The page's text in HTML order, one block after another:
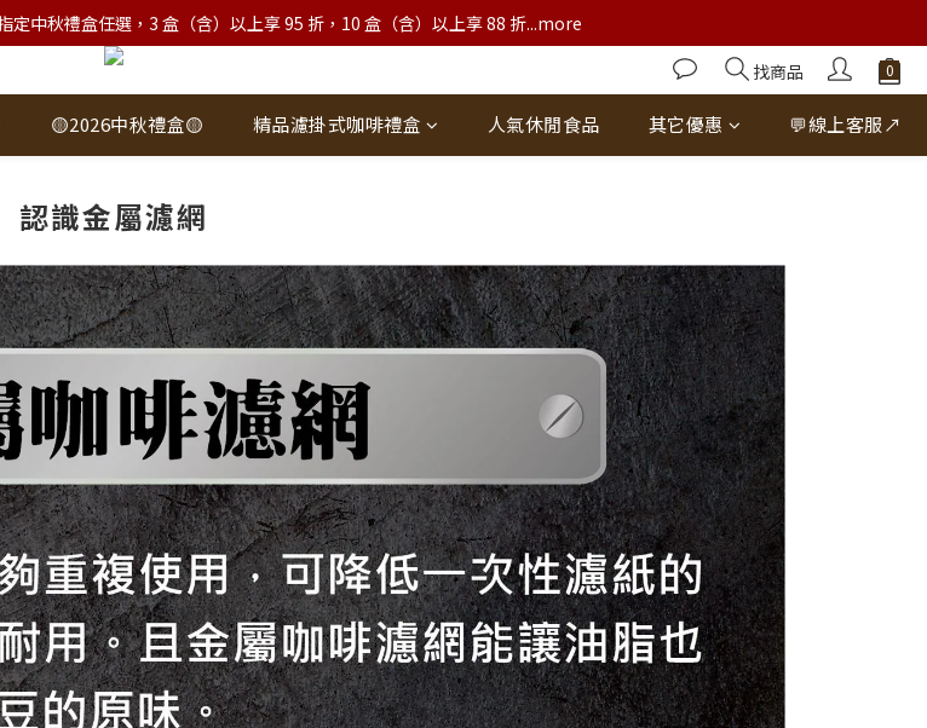
定中秋禮盒任選，3 盒（含）以上享 95 折，10 盒（含）以上享 88 折...more
找商品
🟡2026中秋禮盒🟡 精品濾掛式咖啡禮盒 人氣休閒食品 其它優惠 💬線上客服↗
認識金屬濾網